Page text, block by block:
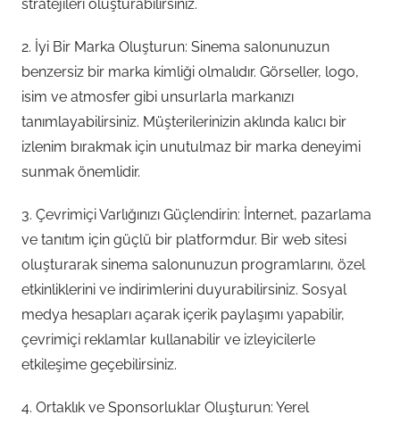
stratejileri oluşturabilirsiniz.
2. İyi Bir Marka Oluşturun: Sinema salonunuzun
benzersiz bir marka kimliği olmalıdır. Görseller, logo,
isim ve atmosfer gibi unsurlarla markanızı
tanımlayabilirsiniz. Müşterilerinizin aklında kalıcı bir
izlenim bırakmak için unutulmaz bir marka deneyimi
sunmak önemlidir.
3. Çevrimiçi Varlığınızı Güçlendirin: İnternet, pazarlama
ve tanıtım için güçlü bir platformdur. Bir web sitesi
oluşturarak sinema salonunuzun programlarını, özel
etkinliklerini ve indirimlerini duyurabilirsiniz. Sosyal
medya hesapları açarak içerik paylaşımı yapabilir,
çevrimiçi reklamlar kullanabilir ve izleyicilerle
etkileşime geçebilirsiniz.
4. Ortaklık ve Sponsorluklar Oluşturun: Yerel